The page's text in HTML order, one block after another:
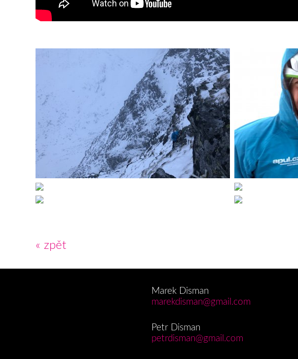
« zpět
Marek Disman
marekdisman@gmail.com
Petr Disman
petrdisman@gmail.com